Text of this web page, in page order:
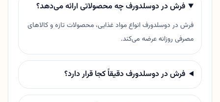
فرش در دوسلدورف چه محصولاتی ارائه می‌دهد؟
فرش در دوسلدورف انواع مواد غذایی، محصولات تازه و کالاهای
مصرفی روزانه عرضه می‌کند.
فرش در دوسلدورف دقیقاً کجا قرار دارد؟